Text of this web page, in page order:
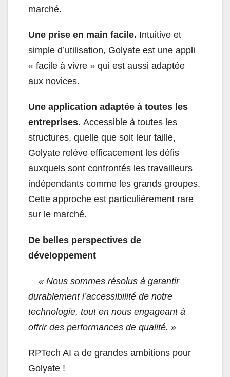
marché.
Une prise en main facile. Intuitive et
simple d’utilisation, Golyate est une appli
« facile à vivre » qui est aussi adaptée
aux novices.
Une application adaptée à toutes les
entreprises. Accessible à toutes les
structures, quelle que soit leur taille,
Golyate relève efficacement les défis
auxquels sont confrontés les travailleurs
indépendants comme les grands groupes.
Cette approche est particulièrement rare
sur le marché.
De belles perspectives de
développement
« Nous sommes résolus à garantir
durablement l’accessibilité de notre
technologie, tout en nous engageant à
offrir des performances de qualité. »
RPTech AI a de grandes ambitions pour
Golyate !